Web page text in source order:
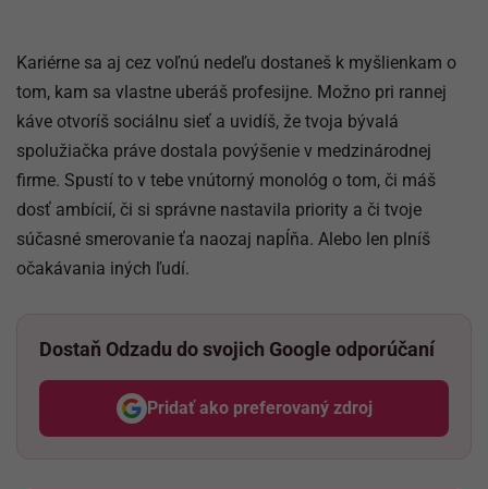
Kariérne sa aj cez voľnú nedeľu dostaneš k myšlienkam o
tom, kam sa vlastne uberáš profesijne. Možno pri rannej
káve otvoríš sociálnu sieť a uvidíš, že tvoja bývalá
spolužiačka práve dostala povýšenie v medzinárodnej
firme. Spustí to v tebe vnútorný monológ o tom, či máš
dosť ambícií, či si správne nastavila priority a či tvoje
súčasné smerovanie ťa naozaj napĺňa. Alebo len plníš
očakávania iných ľudí.
Dostaň Odzadu do svojich Google odporúčaní
Pridať ako preferovaný zdroj
Odzadu, odkaz sa otvorí v